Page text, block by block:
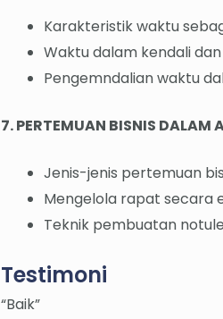
Karakteristik waktu
Waktu dalam kendali
Pengemndalian waktu
7. PERTEMUAN BISNIS DALAM
Jenis-jenis pertemuan
Mengelola rapat secara
Teknik pembuatan
Testimoni
“Baik”